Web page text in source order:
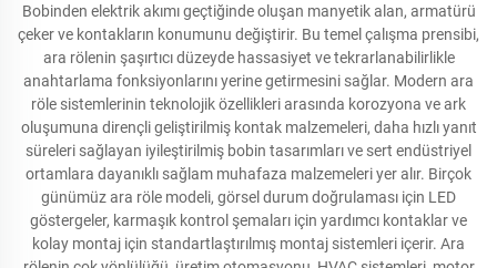
Bobinden elektrik akımı geçtiğinde oluşan manyetik alan, armatürü
çeker ve kontakların konumunu değiştirir. Bu temel çalışma prensibi,
ara rölenin şaşırtıcı düzeyde hassasiyet ve tekrarlanabilirlikle
anahtarlama fonksiyonlarını yerine getirmesini sağlar. Modern ara
röle sistemlerinin teknolojik özellikleri arasında korozyona ve ark
oluşumuna dirençli geliştirilmiş kontak malzemeleri, daha hızlı yanıt
süreleri sağlayan iyileştirilmiş bobin tasarımları ve sert endüstriyel
ortamlara dayanıklı sağlam muhafaza malzemeleri yer alır. Birçok
günümüz ara röle modeli, görsel durum doğrulaması için LED
göstergeler, karmaşık kontrol şemaları için yardımcı kontaklar ve
kolay montaj için standartlaştırılmış montaj sistemleri içerir. Ara